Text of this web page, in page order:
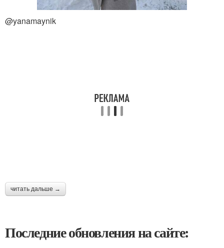
@yanamaynik
читать дальше →
Последние обновления на сайте: